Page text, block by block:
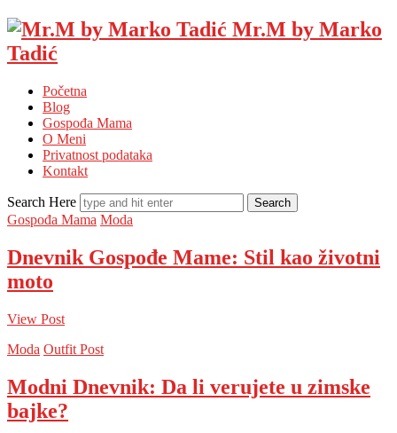
Mr.M by Marko
Tadić
Početna
Blog
Gospođa Mama
O Meni
Privatnost podataka
Kontakt
Search Here
Gospođa Mama Moda
Dnevnik Gospođe Mame: Stil kao životni
moto
View Post
Moda Outfit Post
Modni Dnevnik: Da li verujete u zimske
bajke?